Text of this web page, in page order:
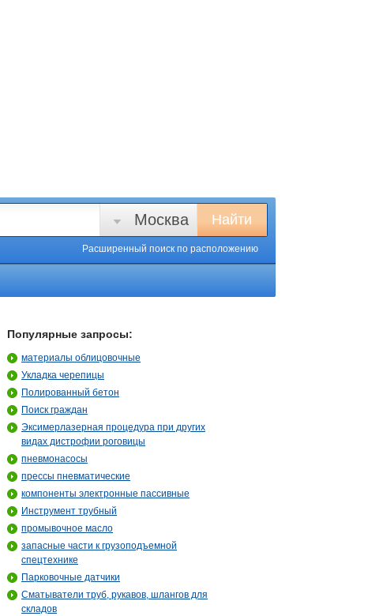
Найти
Москва
Расширенный поиск по расположению
Популярные запросы:
материалы облицовочные
Укладка черепицы
Полированный бетон
Поиск граждан
Эксимерлазерная процедура при других
видах дистрофии роговицы
пневмонасосы
прессы пневматические
компоненты электронные пассивные
Инструмент трубный
промывочное масло
запасные части к грузоподъемной
спецтехнике
Парковочные датчики
Сматыватели труб, рукавов, шлангов для
складов